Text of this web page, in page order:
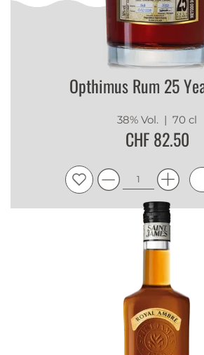
Opthimus Rum 25
38% Vol. | 70 cl
CHF 82.50